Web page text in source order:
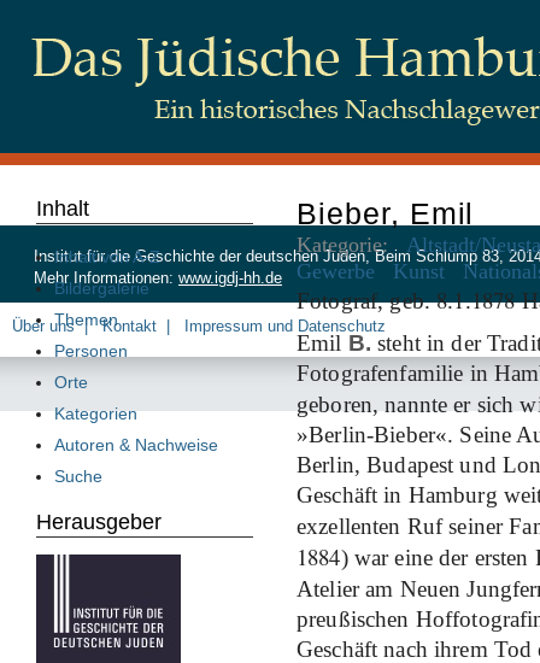
Bieber, Emil
Kategorie:
Altstadt/
Gewerbe
Kunst
Fotograf, geb.8.1.1878
Emil B.steht in der
Fotografenfamilie in
geboren, nannte er sich
»Berlin-Bieber«. Seine
Berlin, Budapest und
Geschäft in Hamburg
exzellenten Ruf seiner
1884) war eine der
Atelier am Neuen
preußischen
Geschäft nach ihrem
Inhalt
Inhalt von A-Z
Bildergalerie
Themen
Personen
Orte
Kategorien
Autoren & Nachweise
Suche
Herausgeber
Institut für die Geschichte der deutschen Juden, Beim Schlump 83,
Mehr Informationen: www.igdj-hh.de
Über uns Kontakt Impressum und Datenschutz